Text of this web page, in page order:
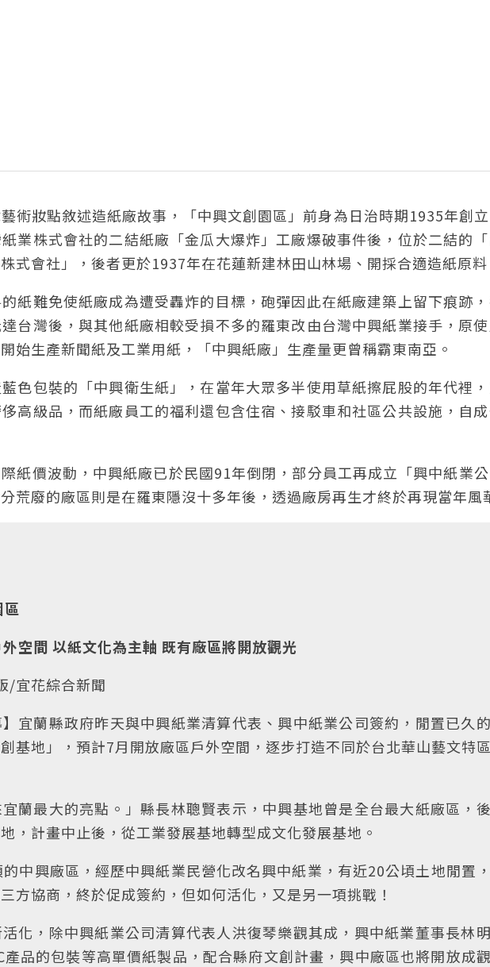
術妝點敘述造紙廠故事，「中興文創園區」前身為日治時期1935年創
業株式會社的二結紙廠「金瓜大爆炸」工廠爆破事件後，位於二結的
式會社」，後者更於1937年在花蓮新建林田山林場、開採合適造紙原料
紙難免使紙廠成為遭受轟炸的目標，砲彈因此在紙廠建築上留下痕跡
台灣後，與其他紙廠相較受損不多的羅東改由台灣中興紙業接手，原
始生產新聞紙及工業用紙，「中興紙廠」生產量更曾稱霸東南亞。
色包裝的「中興衛生紙」，在當年大眾多半使用草紙擦屁股的年代裡
高級品，而紙廠員工的福利還包含住宿、接駁車和社區公共設施，自
紙價波動，中興紙廠已於民國91年倒閉，部分員工再成立「興中紙業
荒廢的廠區則是在羅東隱沒十多年後，透過廠房再生才終於再現當年風
空間 以紙文化為主軸 既有廠區將開放觀光
/宜花綜合新聞
宜蘭縣政府昨天與中興紙業清算代表、興中紙業公司簽約，閒置已久
基地」，預計7月開放廠區戶外空間，逐步打造不同於台北華山藝文特
宜蘭最大的亮點。」縣長林聰賢表示，中興基地曾是全台最大紙廠區，
，計畫中止後，從工業發展基地轉型成文化發展基地。
中興廠區，經歷中興紙業民營化改名興中紙業，有近20公頃土地閒置
方協商，終於促成簽約，但如何活化，又是另一項挑戰！
化，除中興紙業公司清算代表人洪復琴樂觀其成，興中紙業董事長林
品的包裝等高單價紙製品，配合縣府文創計畫，興中廠區也將開放成